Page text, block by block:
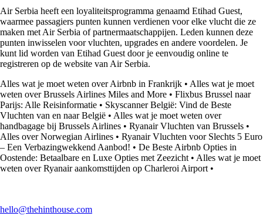
Air Serbia heeft een loyaliteitsprogramma genaamd Etihad Guest,
waarmee passagiers punten kunnen verdienen voor elke vlucht die ze
maken met Air Serbia of partnermaatschappijen. Leden kunnen deze
punten inwisselen voor vluchten, upgrades en andere voordelen. Je
kunt lid worden van Etihad Guest door je eenvoudig online te
registreren op de website van Air Serbia.
Alles wat je moet weten over Airbnb in Frankrijk • Alles wat je moet
weten over Brussels Airlines Miles and More • Flixbus Brussel naar
Parijs: Alle Reisinformatie • Skyscanner België: Vind de Beste
Vluchten van en naar België • Alles wat je moet weten over
handbagage bij Brussels Airlines • Ryanair Vluchten van Brussels •
Alles over Norwegian Airlines • Ryanair Vluchten voor Slechts 5 Euro
– Een Verbazingwekkend Aanbod! • De Beste Airbnb Opties in
Oostende: Betaalbare en Luxe Opties met Zeezicht • Alles wat je moet
weten over Ryanair aankomsttijden op Charleroi Airport •
hello@thehinthouse.com